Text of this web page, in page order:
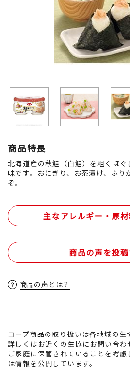
商品特長
北海道産の秋鮭（白鮭）を粗くほ
味です。おにぎり、お茶漬け、ふり
ぞ。
主なアレルギー・原
商品の声を投
商品の声とは？
コープ商品の取り扱いは各地域の生
詳しくはお近くの生協にお問い合わ
ご家庭に保管されていることを考
は情報を公開しています。